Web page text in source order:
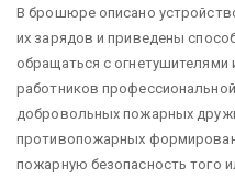
В брошюре описано
их зарядов и приведены
обращаться с огнетушителями
работников
добровольных пожарных
противопожарных
пожарную безопасность того